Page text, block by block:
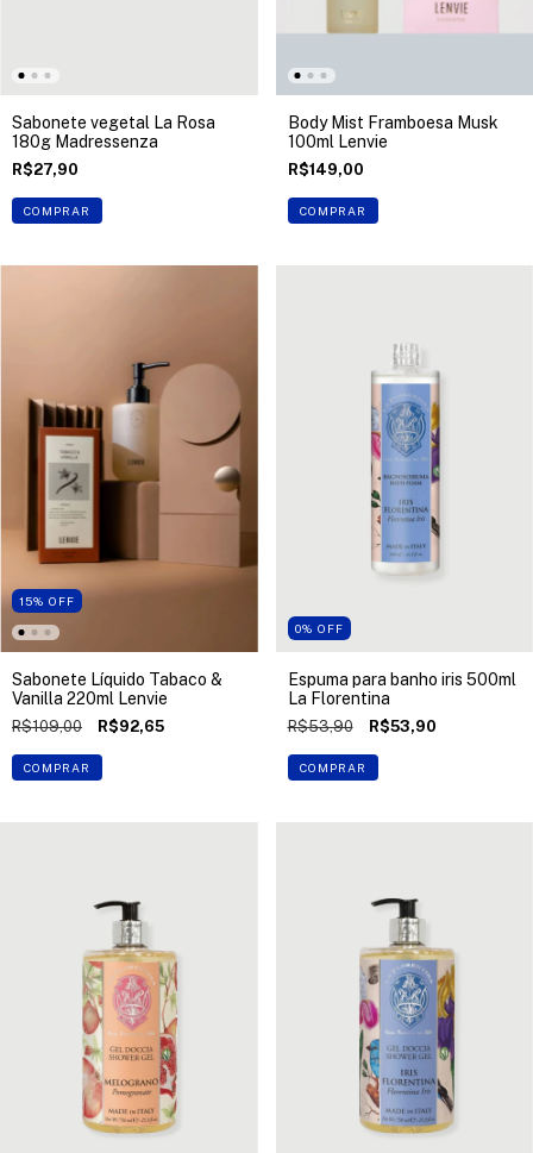
Sabonete vegetal La Rosa
180g Madressenza
R$27,90
COMPRAR
Body Mist Framboesa Musk
100ml Lenvie
R$149,00
COMPRAR
15% OFF
Sabonete Líquido Tabaco &
Vanilla 220ml Lenvie
R$109,00 R$92,65
COMPRAR
0% OFF
Espuma para banho iris 500ml
La Florentina
R$53,90 R$53,90
COMPRAR